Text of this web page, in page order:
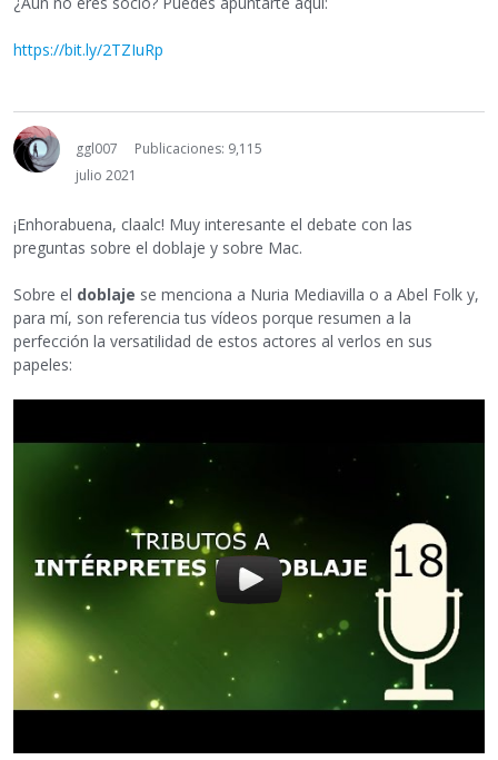
https://bit.ly/2TZIuRp
ggl007
Publicaciones: 9,115
julio 2021
¡Enhorabuena, claalc! Muy interesante el debate con las
preguntas sobre el doblaje y sobre Mac.
Sobre el doblaje se menciona a Nuria Mediavilla o a Abel Folk y,
para mí, son referencia tus vídeos porque resumen a la
perfección la versatilidad de estos actores al verlos en sus
papeles: